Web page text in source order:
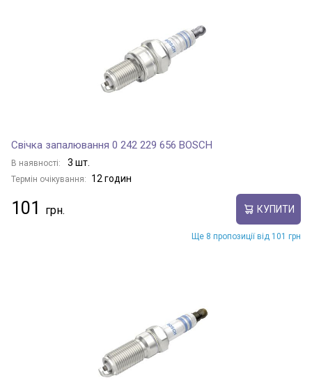
Свічка запалювання 0 242 229 656 BOSCH
В наявності: 3 шт.
Термін очікування: 12 годин
101 КУПИТИ
Ще 8 пропозиції від 101 грн